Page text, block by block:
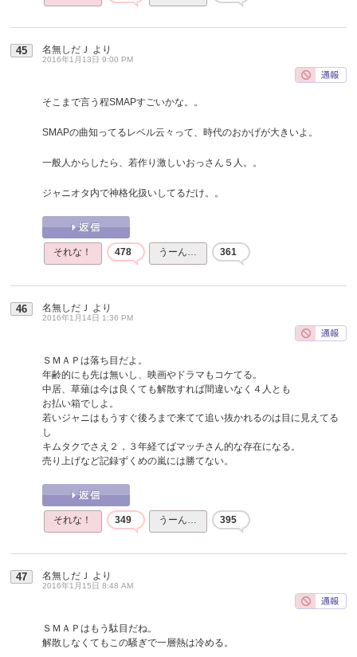
45 名無しだＪ より
2016年1月13日 9:00 PM
そこまで言う程SMAPすごいかな。。
SMAPの曲知ってるレベル云々って、時代のおかげが大きいよ。
一般人からしたら、若作り激しいおっさん５人。。
ジャニオタ内で神格化扱いしてるだけ。。
それな！ 478 うーん… 361
46 名無しだＪ より
2016年1月14日 1:36 PM
ＳＭＡＰは落ち目だよ。
年齢的にも先は無いし、映画やドラマもコケてる。
中居、草薙は今は良くても解散すれば間違いなく４人とも
お払い箱でしよ。
若いジャニはもうすぐ後ろまで来てて追い抜かれるのは目に見えてる
し
キムタクでさえ２，３年経てばマッチさん的な存在になる。
売り上げなど記録ずくめの嵐には勝てない。
それな！ 349 うーん… 395
47 名無しだＪ より
2016年1月15日 8:48 AM
ＳＭＡＰはもう駄目だね。
解散しなくてもこの騒ぎで一層熱は冷める。